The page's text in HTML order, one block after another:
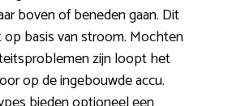
boven of beneden gaan. Dit
basis van stroom. Mochten
zijn loopt het
op de ingebouwde accu.